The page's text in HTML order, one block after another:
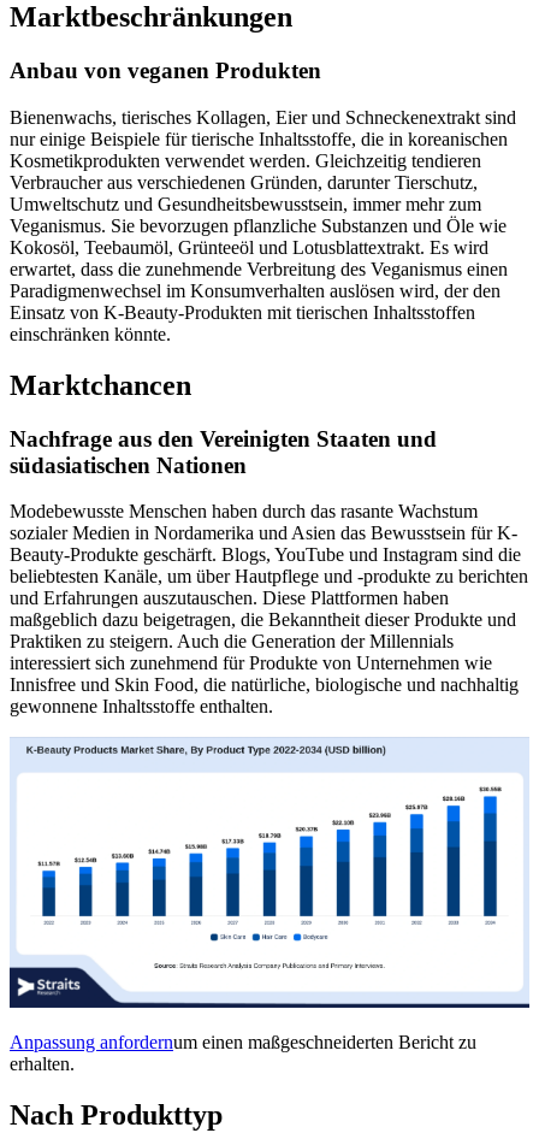
Marktbeschränkungen
Anbau von veganen Produkten
Bienenwachs, tierisches Kollagen, Eier und Schneckenextrakt sind
nur einige Beispiele für tierische Inhaltsstoffe, die in koreanischen
Kosmetikprodukten verwendet werden. Gleichzeitig tendieren
Verbraucher aus verschiedenen Gründen, darunter Tierschutz,
Umweltschutz und Gesundheitsbewusstsein, immer mehr zum
Veganismus. Sie bevorzugen pflanzliche Substanzen und Öle wie
Kokosöl, Teebaumöl, Grünteeöl und Lotusblattextrakt. Es wird
erwartet, dass die zunehmende Verbreitung des Veganismus einen
Paradigmenwechsel im Konsumverhalten auslösen wird, der den
Einsatz von K-Beauty-Produkten mit tierischen Inhaltsstoffen
einschränken könnte.
Marktchancen
Nachfrage aus den Vereinigten Staaten und
südasiatischen Nationen
Modebewusste Menschen haben durch das rasante Wachstum
sozialer Medien in Nordamerika und Asien das Bewusstsein für K-
Beauty-Produkte geschärft. Blogs, YouTube und Instagram sind die
beliebtesten Kanäle, um über Hautpflege und -produkte zu berichten
und Erfahrungen auszutauschen. Diese Plattformen haben
maßgeblich dazu beigetragen, die Bekanntheit dieser Produkte und
Praktiken zu steigern. Auch die Generation der Millennials
interessiert sich zunehmend für Produkte von Unternehmen wie
Innisfree und Skin Food, die natürliche, biologische und nachhaltig
gewonnene Inhaltsstoffe enthalten.
Anpassung anfordernum einen maßgeschneiderten Bericht zu
erhalten.
Nach Produkttyp